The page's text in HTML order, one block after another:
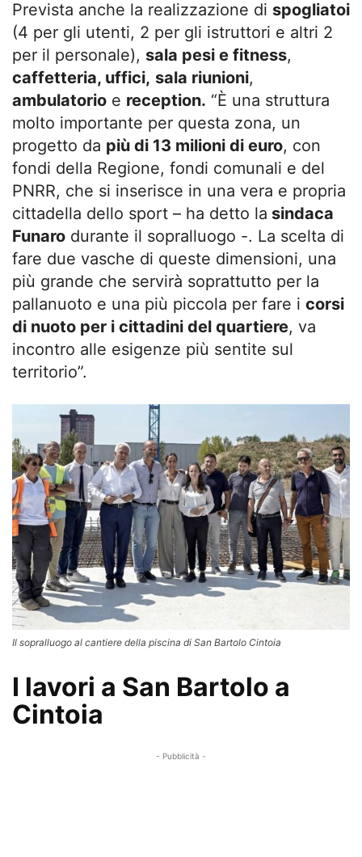
Prevista anche la realizzazione di spogliatoi
(4 per gli utenti, 2 per gli istruttori e altri 2
per il personale), sala pesi e fitness,
caffetteria, uffici, sala riunioni,
ambulatorio e reception. “È una struttura
molto importante per questa zona, un
progetto da più di 13 milioni di euro, con
fondi della Regione, fondi comunali e del
PNRR, che si inserisce in una vera e propria
cittadella dello sport – ha detto la sindaca
Funaro durante il sopralluogo -. La scelta di
fare due vasche di queste dimensioni, una
più grande che servirà soprattutto per la
pallanuoto e una più piccola per fare i corsi
di nuoto per i cittadini del quartiere, va
incontro alle esigenze più sentite sul
territorio”.
Il sopralluogo al cantiere della piscina di San Bartolo Cintoia
I lavori a San Bartolo a
Cintoia
- Pubblicità -